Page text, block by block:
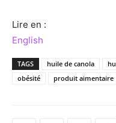
Lire en :
English
TAGS huile de canola
obésité
produit aimentaire